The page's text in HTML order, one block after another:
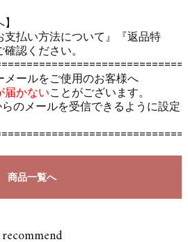
支払い方法について』
『返品特
確認ください。
メールをご使用のお客様へ
届かないことがございます。
のメールを受信できるように設定
商品一覧へ
recommend